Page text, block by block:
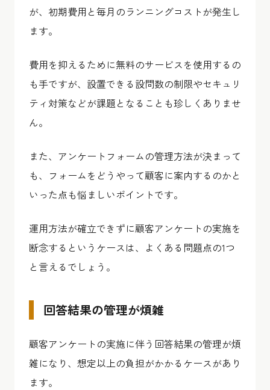
が、初期費用と毎月のランニングコストが発生し
ます。
費用を抑えるために無料のサービスを使用するの
も手ですが、設置できる設問数の制限やセキュリ
ティ対策などが課題となることも珍しくありませ
ん。
また、アンケートフォームの管理方法が決まって
も、フォームをどうやって顧客に案内するのかと
いった点も悩ましいポイントです。
運用方法が確立できずに顧客アンケートの実施を
断念するというケースは、よくある問題点の1つ
と言えるでしょう。
回答結果の管理が煩雑
顧客アンケートの実施に伴う回答結果の管理が煩
雑になり、想定以上の負担がかかるケースがあり
ます。